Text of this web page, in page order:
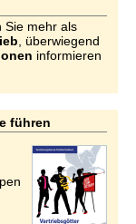
Sie mehr als
, überwiegend
informieren
führen